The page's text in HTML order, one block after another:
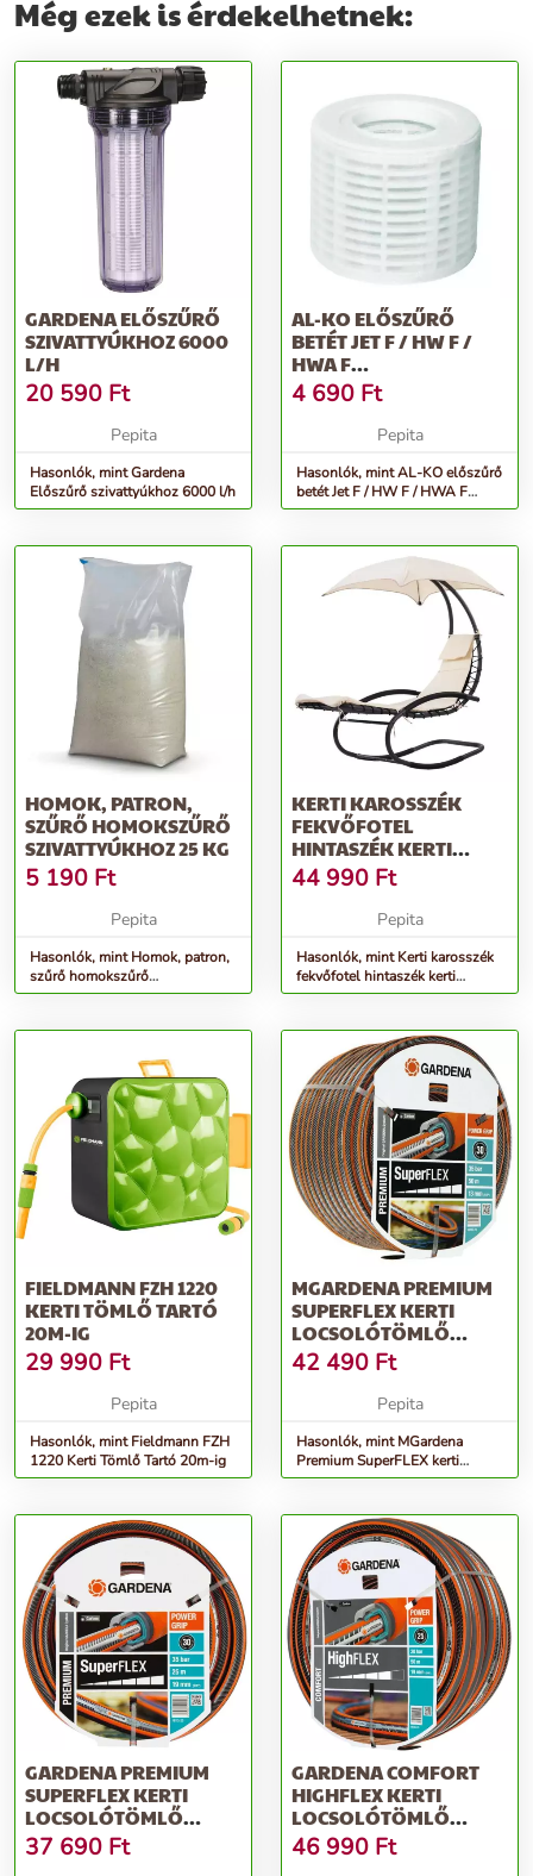
Még ezek is érdekelhetnek:
GARDENA ELŐSZŰRŐ
SZIVATTYÚKHOZ 6000
L/H
20 590 Ft
Pepita
Hasonlók, mint Gardena
Előszűrő szivattyúkhoz 6000 l/h
AL-KO ELŐSZŰRŐ
BETÉT JET F / HW F /
HWA F
SZIVATTYÚKHOZ,
MŰANYAG
4 690 Ft
Pepita
Hasonlók, mint AL-KO előszűrő
betét Jet F / HW F / HWA F
szivattyúkhoz, műanyag
HOMOK, PATRON,
SZŰRŐ HOMOKSZŰRŐ
SZIVATTYÚKHOZ 25 KG
5 190 Ft
Pepita
Hasonlók, mint Homok, patron,
szűrő homokszűrő
szivattyúkhoz 25 kg
KERTI KAROSSZÉK
FEKVŐFOTEL
HINTASZÉK KERTI
FÜGGŐÁGY
44 990 Ft
Pepita
Hasonlók, mint Kerti karosszék
fekvőfotel hintaszék kerti
függőágy
FIELDMANN FZH 1220
KERTI TÖMLŐ TARTÓ
20M-IG
29 990 Ft
Pepita
Hasonlók, mint Fieldmann FZH
1220 Kerti Tömlő Tartó 20m-ig
MGARDENA PREMIUM
SUPERFLEX KERTI
LOCSOLÓTÖMLŐ
1/2&QUOT; 50 M
42 490 Ft
Pepita
Hasonlók, mint MGardena
Premium SuperFLEX kerti
Locsolótömlő 1/2&quot; 50 M
GARDENA PREMIUM
SUPERFLEX KERTI
LOCSOLÓTÖMLŐ
3/4&QUOT; 25 M
37 690 Ft
GARDENA COMFORT
HIGHFLEX KERTI
LOCSOLÓTÖMLŐ
3/4&QUOT; 50 M
46 990 Ft